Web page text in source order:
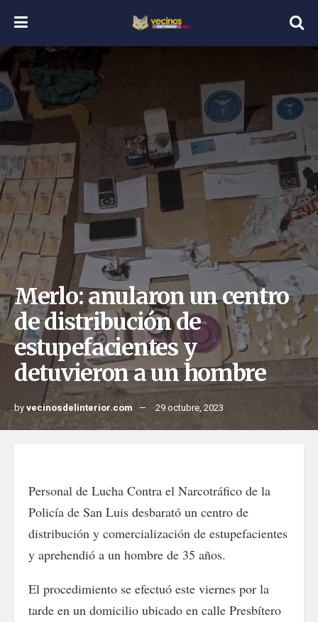
Merlo: anularon un centro
de distribución de
estupefacientes y
detuvieron a un hombre
byvecinosdelinterior.com 29 octubre, 2023
Personal de Lucha Contra el Narcotráfico de la
Policía de San Luis desbarató un centro de
distribución y comercialización de estupefacientes
y aprehendió a un hombre de 35 años.
El procedimiento se efectuó este viernes por la
tarde en un domicilio ubicado en calle Presbítero